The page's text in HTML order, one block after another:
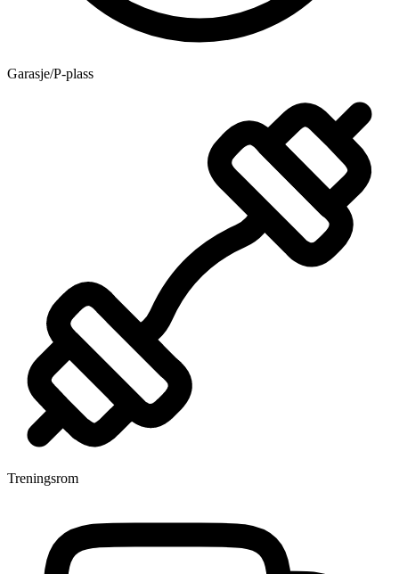
Garasje/P-plass
Treningsrom